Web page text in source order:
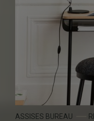
ASSISES BUREAU